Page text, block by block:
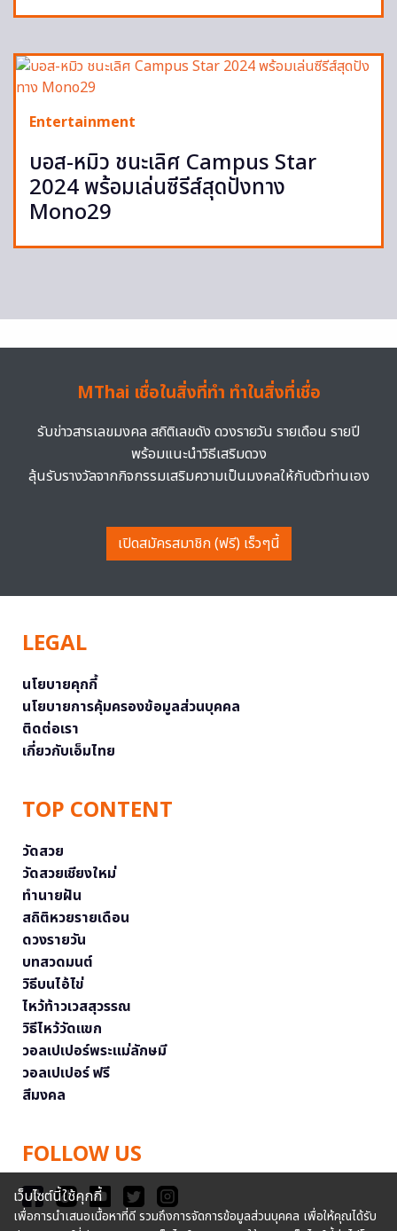
Entertainment
บอส-หมิว ชนะเลิศ Campus Star
2024 พร้อมเล่นซีรีส์สุดปังทาง
Mono29
MThai เชื่อในสิ่งที่ทำ ทำในสิ่งที่เชื่อ
รับข่าวสารเลขมงคล สถิติเลขดัง ดวงรายวัน รายเดือน รายปี
พร้อมแนะนำวิธีเสริมดวง
ลุ้นรับรางวัลจากกิจกรรมเสริมความเป็นมงคลให้กับตัวท่านเอง
เปิดสมัครสมาชิก (ฟรี) เร็วๆนี้
LEGAL
นโยบายคุกกี้
นโยบายการคุ้มครองข้อมูลส่วนบุคคล
ติดต่อเรา
เกี่ยวกับเอ็มไทย
TOP CONTENT
วัดสวย
วัดสวยเชียงใหม่
ทำนายฝัน
สถิติหวยรายเดือน
ดวงรายวัน
บทสวดมนต์
วิธีบนไอ้ไข่
ไหว้ท้าวเวสสุวรรณ
วิธีไหว้วัดแขก
วอลเปเปอร์พระแม่ลักษมี
วอลเปเปอร์ ฟรี
สีมงคล
FOLLOW US
เว็บไซต์นี้ใช้คุกกี้
เพื่อการนำเสนอเนื้อหาที่ดี รวมถึงการจัดการข้อมูลส่วนบุคคล เพื่อให้คุณได้รับ